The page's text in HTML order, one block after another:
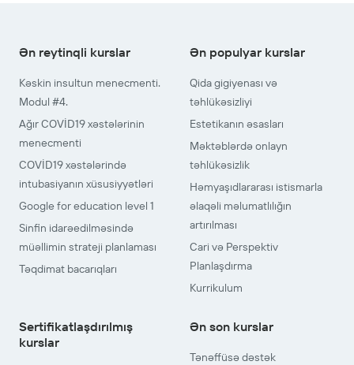
Ən reytinqli kurslar
Kəskin insultun menecmenti.
Modul #4.
Ağır COVİD19 xəstələrinin
menecmenti
COVİD19 xəstələrində
intubasiyanın xüsusiyyətləri
Google for education level 1
Sinfin idarəedilməsində
müəllimin strateji planlaması
Təqdimat bacarıqları
Ən populyar kurslar
Qida gigiyenası və
təhlükəsizliyi
Estetikanın əsasları
Məktəblərdə onlayn
təhlükəsizlik
Həmyaşıdlararası istismarla
əlaqəli məlumatlılığın
artırılması
Cari və Perspektiv
Planlaşdırma
Kurrikulum
Sertifikatlaşdırılmış
kurslar
Ən son kurslar
Tənəffüsə dəstək